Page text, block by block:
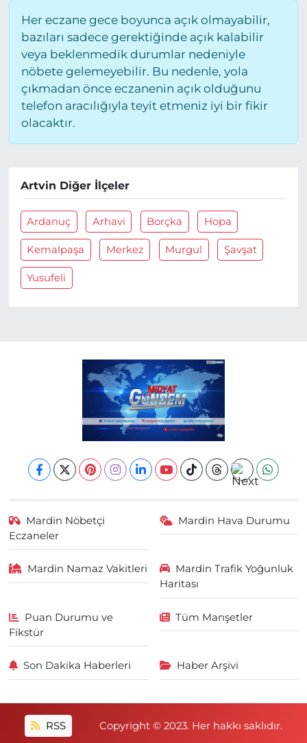
Her eczane gece boyunca açık olmayabilir,
bazıları sadece gerektiğinde açık kalabilir
veya beklenmedik durumlar nedeniyle
nöbete gelemeyebilir. Bu nedenle, yola
çıkmadan önce eczanenin açık olduğunu
telefon aracılığıyla teyit etmeniz iyi bir fikir
olacaktır.
Artvin Diğer İlçeler
Ardanuç Arhavi Borçka Hopa
Kemalpaşa Merkez Murgul Şavşat
Yusufeli
Mardin Nöbetçi
Eczaneler
Mardin Hava Durumu
Mardin Namaz Vakitleri
Mardin Trafik Yoğunluk
Haritası
Puan Durumu ve
Fikstür
Tüm Manşetler
Son Dakika Haberleri Haber Arşivi
RSS Copyright © 2023. Her hakkı saklıdır.